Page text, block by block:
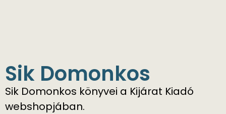
Sik Domonkos
Sik Domonkos könyvei a Kijárat Kiadó
webshopjában.